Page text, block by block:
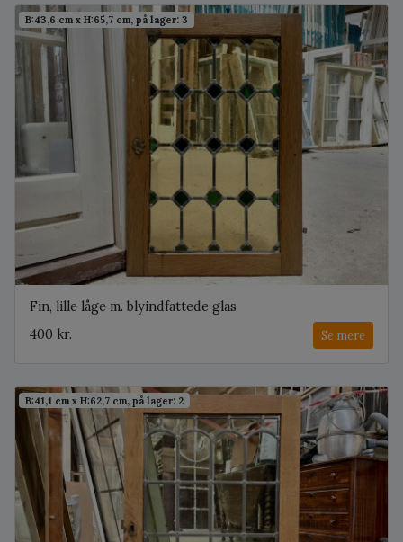
B:43,6 cm x H:65,7 cm, på lager: 3
Fin, lille låge m. blyindfattede glas
400 kr.
Se mere
B:41,1 cm x H:62,7 cm, på lager: 2